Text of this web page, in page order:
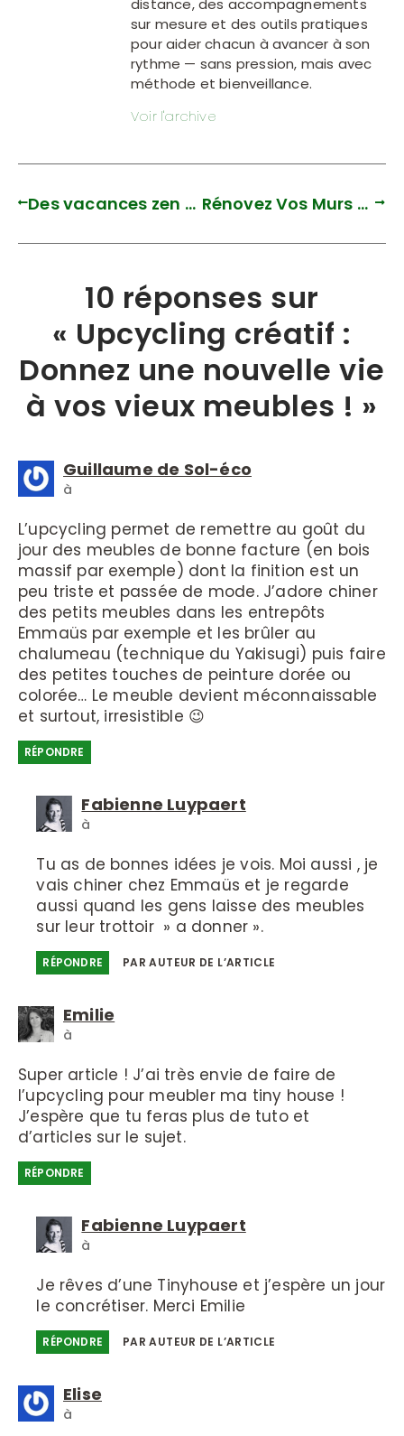
distance, des accompagnements
sur mesure et des outils pratiques
pour aider chacun à avancer à son
rythme — sans pression, mais avec
méthode et bienveillance.
Voir l'archive
Des vacances zen dans un intérieur organisé ! Découvrez mes astuces pour optimiser l’espace de rangement ! Rénovez Vos Murs pour la Rentrée : 5 Idées Créatives !
10 réponses sur
« Upcycling créatif :
Donnez une nouvelle vie
à vos vieux meubles ! »
Guillaume de Sol-éco
à
L’upcycling permet de remettre au goût du
jour des meubles de bonne facture (en bois
massif par exemple) dont la finition est un
peu triste et passée de mode. J’adore chiner
des petits meubles dans les entrepôts
Emmaüs par exemple et les brûler au
chalumeau (technique du Yakisugi) puis faire
des petites touches de peinture dorée ou
colorée… Le meuble devient méconnaissable
et surtout, irresistible 😉
RÉPONDRE
Fabienne Luypaert
à
Tu as de bonnes idées je vois. Moi aussi , je
vais chiner chez Emmaüs et je regarde
aussi quand les gens laisse des meubles
sur leur trottoir » a donner ».
RÉPONDRE PAR AUTEUR DE L’ARTICLE
Emilie
à
Super article ! J’ai très envie de faire de
l’upcycling pour meubler ma tiny house !
J’espère que tu feras plus de tuto et
d’articles sur le sujet.
RÉPONDRE
Fabienne Luypaert
à
Je rêves d’une Tinyhouse et j’espère un jour
le concrétiser. Merci Emilie
RÉPONDRE PAR AUTEUR DE L’ARTICLE
Elise
à